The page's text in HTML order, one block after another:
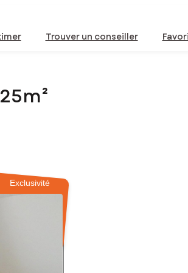
Trouver un conseiller
Exclusivité